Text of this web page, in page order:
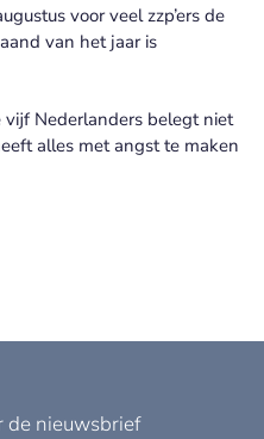
voor veel zzp’ers de
van het jaar is
vijf Nederlanders belegt niet
alles met angst te maken
de nieuwsbrief